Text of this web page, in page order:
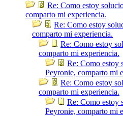
Re: Como estoy
comparto mi experiencia.
Re: Como estoy
comparto mi experiencia.
Re: Como estoy
comparto mi experiencia.
Re: Como estoy
Peyronie, comparto mi
Re: Como estoy
comparto mi experiencia.
Re: Como estoy
Peyronie, comparto mi